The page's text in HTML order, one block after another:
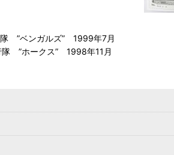
”ベンガルズ” 1999年7月
”ホークス” 1998年11月